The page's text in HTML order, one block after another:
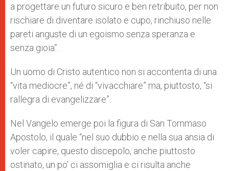
a progettare un futuro sicuro e ben retribuito, per non
rischiare di diventare isolato e cupo, rinchiuso nelle
pareti anguste di un egoismo senza speranza e
senza gioia”.
Un uomo di Cristo autentico non si accontenta di una
“vita mediocre”, né di “vivacchiare” ma, piuttosto, “si
rallegra di evangelizzare”.
Nel Vangelo emerge poi la figura di San Tommaso
Apostolo, il quale “nel suo dubbio e nella sua ansia di
voler capire, questo discepolo, anche piuttosto
ostinato, un po’ ci assomiglia e ci risulta anche